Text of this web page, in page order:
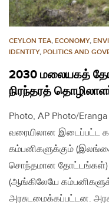
CEYLON TEA, ECONOMY,
IDENTITY, POLITICS AND
2030 மலையகத்
நிரந்தரத்
Photo, AP Photo/
வரையிலான இடைப்பட்ட
கம்பனிகளுக்கும்
சொந்தமான தோட்டங்கள்)
(ஆங்கிலேயே
அரசுடமைக்கப்பட்டன.